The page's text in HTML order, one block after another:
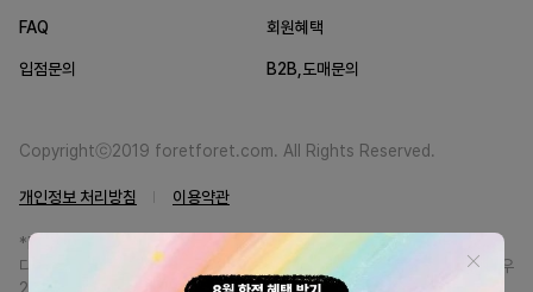
FAQ 회원혜택
입점문의 B2B,도매문의
Copyrightⓒ2019 foretforet.com. All Rights Reserved.
개인정보 처리방침 이용약관
*FORETFORET에서는 브랜드 본사와의 직거래를 통한 정품만을 취급합니
다. 일부 병행상품의 경우 정품인증서를 발급받고 있습니다. 정품이 아닐 경우
200% 환불해드립니다.